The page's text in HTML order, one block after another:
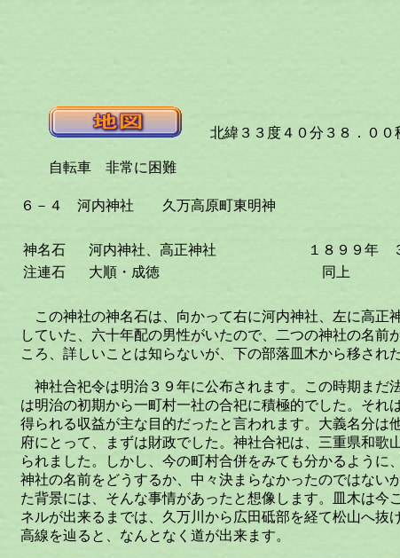
北緯３３度４０分３８．００
自転車 非常に困難
６－４ 河内神社 久万高原町東明神
神名石 河内神社、高正神社 １８９９年
注連石
大順・成徳 同上
この神社の神名石は、向かって右に河内神社、左に高正
していた、六十年配の男性がいたので、二つの神社の名前
ころ、詳しいことは知らないが、下の部落皿木から移され
神社合祀令は明治３９年に公布されます。この時期まだ
は明治の初期から一町村一社の合祀に積極的でした。それ
得られる収益が主な目的だったと言われます。大義名分は
府にとって、まずは財政でした。神社合祀は、三重県和歌
られました。しかし、今の町村合併をみても分かるように
神社の名前をどうするか、中々決まらなかったのではない
た背景には、そんな事情があったと想像します。皿木は今
ネルが出来るまでは、久万川から広田砥部を経て松山へ抜
高線を辿ると、なんとなく道が出来ます。